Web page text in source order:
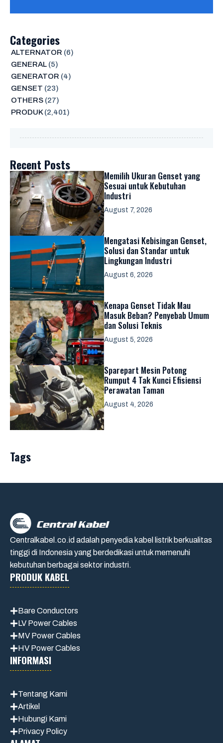
Categories
ALTERNATOR (6)
GENERAL(5)
GENERATOR (4)
GENSET (23)
OTHERS(27)
PRODUK(2,401)
Recent Posts
Memilih Ukuran Genset yang
Sesuai untuk Kebutuhan
Industri
August 7, 2026
Mengatasi Kebisingan Genset,
Solusi dan Standar untuk
Lingkungan Industri
August 6, 2026
Kenapa Genset Tidak Mau
Masuk Beban? Penyebab Umum
dan Solusi Teknis
August 5, 2026
Sparepart Mesin Potong
Rumput 4 Tak Kunci Efisiensi
Perawatan Taman
August 4, 2026
Tags
Centralkabel.co.id adalah penyedia kabel listrik berkualitas
tinggi di Indonesia yang berdedikasi untuk memenuhi
kebutuhan berbagai sektor industri.
PRODUK KABEL
Bare Conductors
LV Power Cables
MV Power Cables
HV Power Cables
INFORMASI
Tentang Kami
Artikel
Hubungi Kami
Privacy Policy